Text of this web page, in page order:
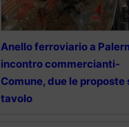
Anello ferroviario a
incontro commercianti-
Comune, due le proposte
tavolo